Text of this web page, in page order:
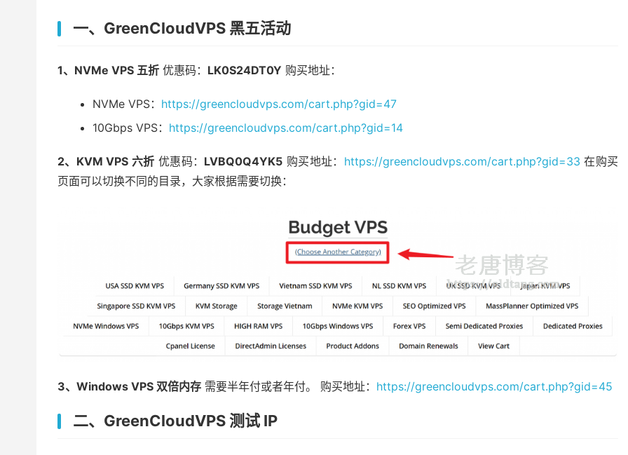
一、GreenCloudVPS 黑五活动
1、NVMe VPS 五折 优惠码： LK0S24DT0Y 购买地址：
NVMe VPS： https://greencloudvps.com/cart.php?gid=47
10Gbps VPS： https://greencloudvps.com/cart.php?gid=14
2、KVM VPS 六折 优惠码： LVBQ0Q4YK5 购买地址： https://greencloudvps.com/cart.php?gid=33 在购买
页面可以切换不同的目录，大家根据需要切换：
3、Windows VPS 双倍内存 需要半年付或者年付。 购买地址： https://greencloudvps.com/cart.php?gid=45
二、GreenCloudVPS 测试 IP